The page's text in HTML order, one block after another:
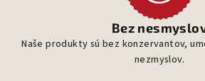
Bez
Naše produkty sú bez konzervantov,
nezmyslov.